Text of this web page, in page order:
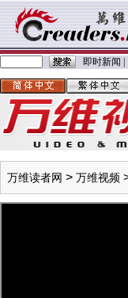
即时新闻
万维读者网 > 万维视频